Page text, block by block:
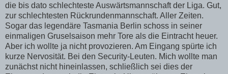
die bis dato schlechteste Auswärtsmannschaft der Liga. Gut,
zur schlechtesten Rückrundenmannschaft. Aller Zeiten.
Sogar das legendäre Tasmania Berlin schoss in seiner
einmaligen Gruselsaison mehr Tore als die Eintracht heuer.
Aber ich wollte ja nicht provozieren. Am Eingang spürte ich
kurze Nervosität. Bei den Security-Leuten. Mich wollte man
zunächst nicht hineinlassen, schließlich sei dies der